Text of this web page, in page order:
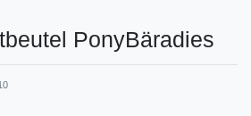
PonyBäradies